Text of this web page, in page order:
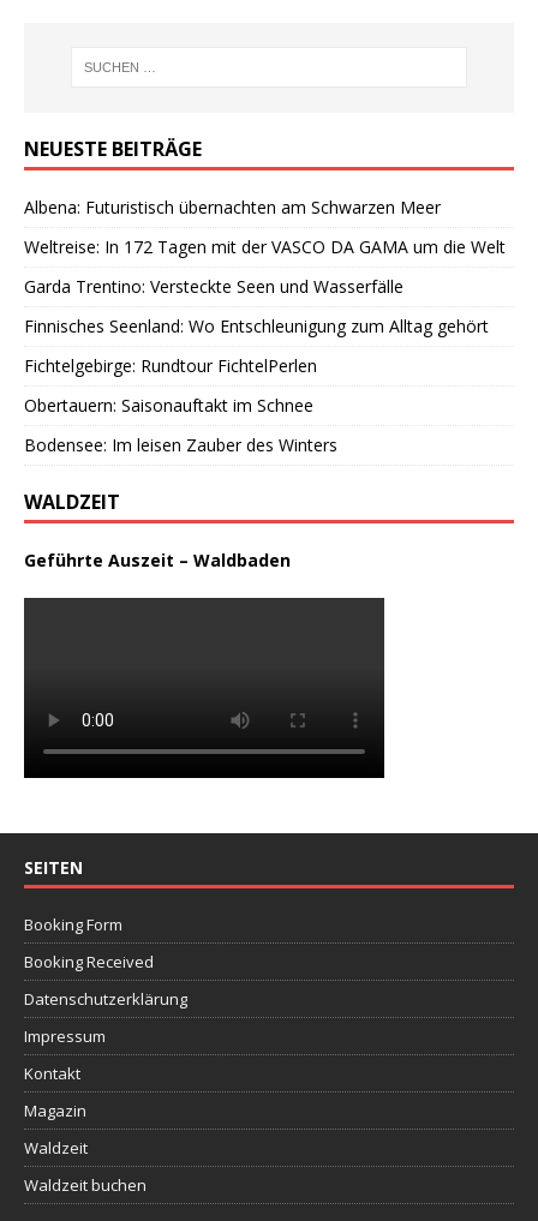
NEUESTE BEITRÄGE
Albena: Futuristisch übernachten am Schwarzen Meer
Weltreise: In 172 Tagen mit der VASCO DA GAMA um die Welt
Garda Trentino: Versteckte Seen und Wasserfälle
Finnisches Seenland: Wo Entschleunigung zum Alltag gehört
Fichtelgebirge: Rundtour FichtelPerlen
Obertauern: Saisonauftakt im Schnee
Bodensee: Im leisen Zauber des Winters
WALDZEIT
Geführte Auszeit – Waldbaden
SEITEN
Booking Form
Booking Received
Datenschutzerklärung
Impressum
Kontakt
Magazin
Waldzeit
Waldzeit buchen